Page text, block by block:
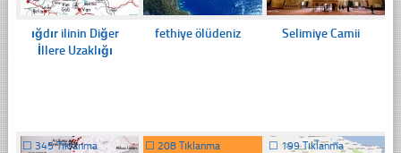
ığdır ilinin Diğer
İllere Uzaklığı
fethiye ölüdeniz Selimiye Camii
☐ 345 Tıklanma ☐ 208 Tıklanma ☐199 Tıklanma